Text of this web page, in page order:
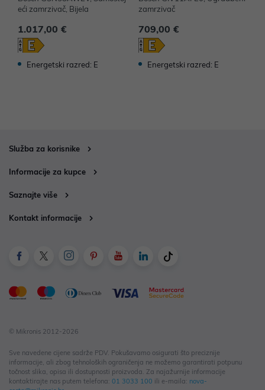
eći zamrzivač, Bijela
1.017,00 €
Energetski razred: E
zamrzivač
709,00 €
Energetski razred: E
Služba za korisnike
Informacije za kupce
Saznajte više
Kontakt informacije
© Mikronis 2012-2026
Sve navedene cijene sadrže PDV. Pokušavamo osigurati što preciznije
informacije, ali zbog tehnoloških ograničenja ne možemo garantirati potpunu
točnost slika, opisa ili dostupnosti proizvoda. Za najažurnije informacije
kontaktirajte nas putem telefona: 01 3033 100 ili e-maila: nova-